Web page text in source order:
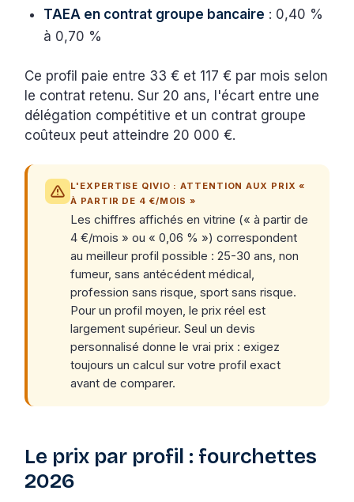
TAEA en contrat groupe bancaire : 0,40 %
à 0,70 %
Ce profil paie entre 33 € et 117 € par mois selon
le contrat retenu. Sur 20 ans, l'écart entre une
délégation compétitive et un contrat groupe
coûteux peut atteindre 20 000 €.
L'EXPERTISE QIVIO : ATTENTION AUX PRIX «
À PARTIR DE 4 €/MOIS »
Les chiffres affichés en vitrine (« à partir de
4 €/mois » ou « 0,06 % ») correspondent
au meilleur profil possible : 25-30 ans, non
fumeur, sans antécédent médical,
profession sans risque, sport sans risque.
Pour un profil moyen, le prix réel est
largement supérieur. Seul un devis
personnalisé donne le vrai prix : exigez
toujours un calcul sur votre profil exact
avant de comparer.
Le prix par profil : fourchettes
2026